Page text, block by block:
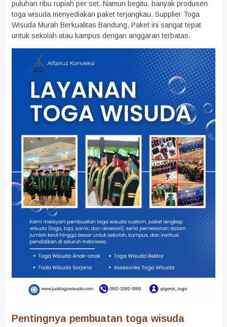
puluhan ribu rupiah per set. Namun begitu, banyak produsen
toga wisuda menyediakan paket terjangkau. Supplier Toga
Wisuda Murah Berkualitas Bandung, Paket ini sangat tepat
untuk sekolah atau kampus dengan anggaran terbatas.
Pentingnya pembuatan toga wisuda